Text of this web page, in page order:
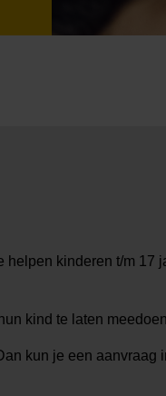
kinderen t/m 17
kind te laten
kun je een aanvraag